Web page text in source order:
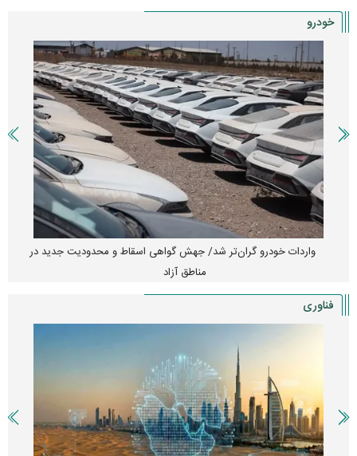
خودرو
واردات خودرو گران‌تر شد/ جهش گواهی اسقاط و محدودیت جدید در
مناطق آزاد
فناوری